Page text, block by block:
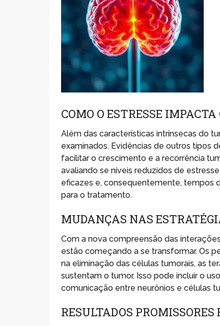
COMO O ESTRESSE IMPACTA
Além das características intrínsecas do
examinados. Evidências de outros tipos
facilitar o crescimento e a recorrência
avaliando se níveis reduzidos de
eficazes e, consequentemente, tempos
para o tratamento.
MUDANÇAS NAS
Com a nova compreensão das
estão começando a se transformar. Os
na eliminação das células tumorais, as
sustentam o tumor. Isso pode incluir o
comunicação entre neurônios e células
RESULTADOS